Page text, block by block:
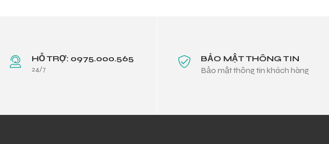
HỖ TRỢ: 0975.000.565
24/7
BẢO MẬT THÔNG TIN
Bảo mật thông tin khách hàng